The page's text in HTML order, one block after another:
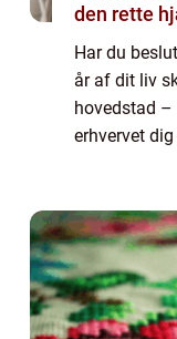
den rette
Har du
år af dit liv
hovedstad –
erhvervet